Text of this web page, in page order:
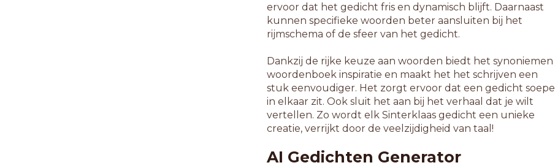
ervoor dat het gedicht fris en dynamisch blijft. Daarnaast
kunnen specifieke woorden beter aansluiten bij het
rijmschema of de sfeer van het gedicht.
Dankzij de rijke keuze aan woorden biedt het synoniemen
woordenboek inspiratie en maakt het het schrijven een
stuk eenvoudiger. Het zorgt ervoor dat een gedicht soepel
in elkaar zit. Ook sluit het aan bij het verhaal dat je wilt
vertellen. Zo wordt elk Sinterklaas gedicht een unieke
creatie, verrijkt door de veelzijdigheid van taal!
AI Gedichten Generator